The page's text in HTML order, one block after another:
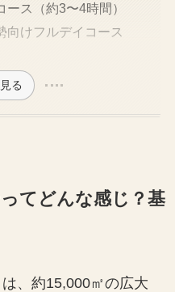
ス（約3〜4時間）
向けフルデイコース
る
てどんな感じ？基
、約15,000㎡の広大